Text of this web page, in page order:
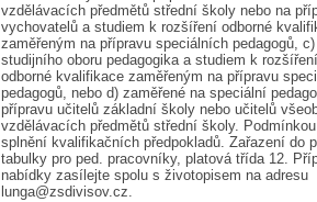
vzdělávacích předmětů střední školy nebo na
vychovatelů a studiem k rozšíření odborné
zaměřeným na přípravu speciálních pedagogů, c)
studijního oboru pedagogika a studiem k rozšíření
odborné kvalifikace zaměřeným na přípravu
pedagogů, nebo d) zaměřené na speciální
přípravu učitelů základní školy nebo učitelů
vzdělávacích předmětů střední školy.
splnění kvalifikačních předpokladů. Zařazení do
tabulky pro ped. pracovníky, platová třída 12.
nabídky zasílejte spolu s životopisem na adresu
lunga@zsdivisov.cz.